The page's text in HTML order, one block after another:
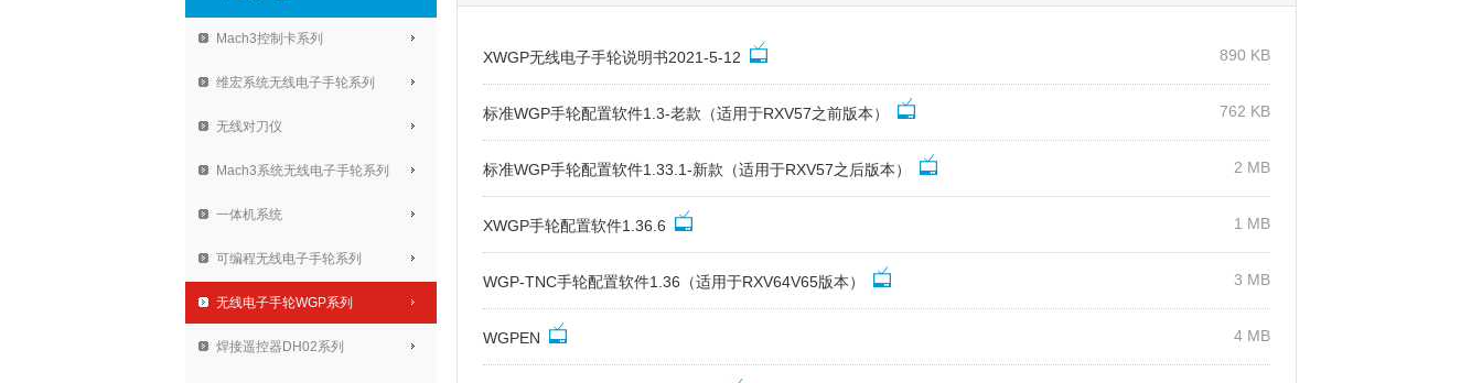
Mach3控制卡系列
维宏系统无线电子手轮系列
无线对刀仪
Mach3系统无线电子手轮系列
一体机系统
可编程无线电子手轮系列
无线电子手轮WGP系列
焊接遥控器DH02系列
XWGP无线电子手轮说明书2021-5-12 890 KB
标准WGP手轮配置软件1.3-老款（适用于RXV57之前版本） 762 KB
标准WGP手轮配置软件1.33.1-新款（适用于RXV57之后版本） 2 MB
XWGP手轮配置软件1.36.6 1 MB
WGP-TNC手轮配置软件1.36（适用于RXV64V65版本） 3 MB
WGPEN 4 MB